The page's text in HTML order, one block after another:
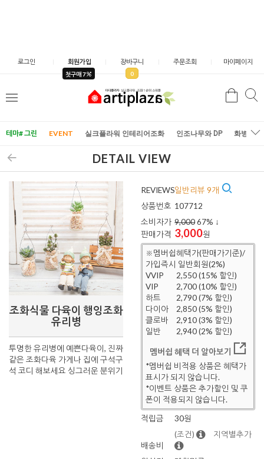
로그인 회원가입
첫구매 7
장바구니
0
주문조회 마이페이지
메
검
테마# 그린 EVENT 실크플라워 인테리어조화 인조나무와 DP 화병/화
DETAIL VIEW
조화식물 다육이 행잉조화
유리병
투명한 유리병에 예쁜다육이, 진짜
같은 조화다육 가게나 집에 구석구
석 코디 해보세요 싱그러운 분위기
REVIEWS일반리뷰 9개
상품번호 107712
소비자가 9,00067% ↓
판매가격 3,000원
※멤버쉽혜택가(판매가기준)/
가입즉시 일반회원(2%)
VVIP
2,550 (15% 할인)
VIP
2,700 (10% 할인)
하트
2,790 (7% 할인)
다이아
2,850 (5% 할인)
클로바
2,910 (3% 할인)
일반
2,940 (2% 할인)
멤버쉽 혜택 더 알아보기
*멤버쉽 비적용 상품은 혜택가
표시가 되지 않습니다.
*이벤트 상품은 추가할인 및 쿠
폰이 적용되지 않습니다.
적립금
30원
배송비
(조건) 지역별추가